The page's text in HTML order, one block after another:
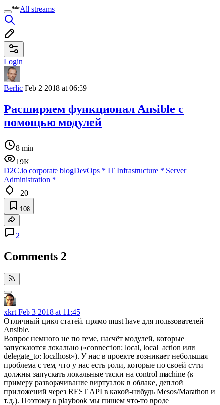
All streams
Login
Berlic Feb 2 2018 at 06:39
Расширяем функционал Ansible с
помощью модулей
8 min
19K
D2C.io corporate blogDevOps * IT Infrastructure * Server
Administration *
+20
108
2
Comments 2
xkrt Feb 3 2018 at 11:45
Отличный цикл статей, прямо must have для пользователей
Ansible.
Вопрос немного не по теме, насчёт модулей, которые
запускаются локально («connection: local, local_action или
delegate_to: localhost»). У нас в проекте возникает небольшая
проблема с тем, что у нас есть роли, которые по своей сути
должны запускать локальные таски на control machine (к
примеру разворачивание виртуалок в облаке, деплой
приложений через REST API в какой-нибудь Mesos/Marathon и
т.д.). Поэтому в playbook мы пишем что-то вроде